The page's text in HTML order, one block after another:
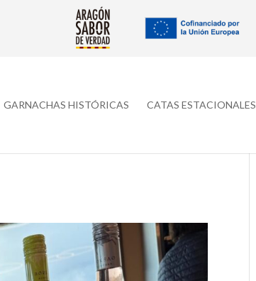
GARNACHAS HISTÓRICAS CATAS ESTACIONALES